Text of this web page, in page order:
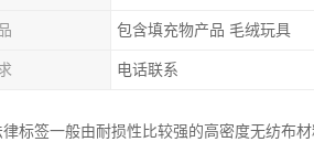
包含填充物产品 毛绒玩具
电话联系
律标签一般由耐损性比较强的高密度无纺布